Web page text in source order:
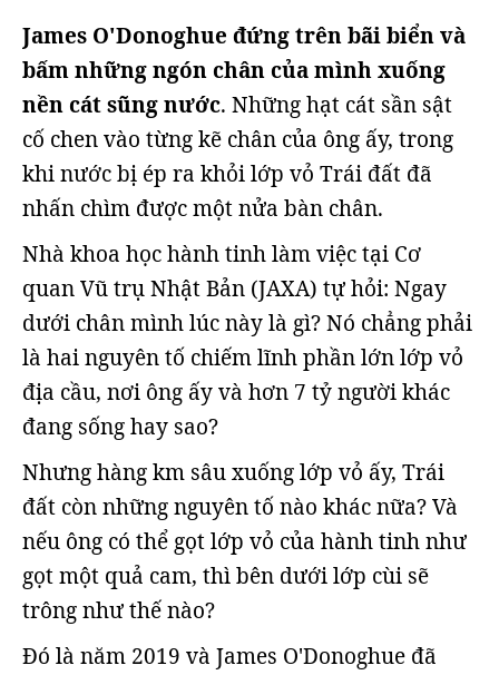
James O'Donoghue đứng trên bãi biển và
bấm những ngón chân của mình xuống
nền cát sũng nước. Những hạt cát sần sật
cố chen vào từng kẽ chân của ông ấy, trong
khi nước bị ép ra khỏi lớp vỏ Trái đất đã
nhấn chìm được một nửa bàn chân.
Nhà khoa học hành tinh làm việc tại Cơ
quan Vũ trụ Nhật Bản (JAXA) tự hỏi: Ngay
dưới chân mình lúc này là gì? Nó chẳng phải
là hai nguyên tố chiếm lĩnh phần lớn lớp vỏ
địa cầu, nơi ông ấy và hơn 7 tỷ người khác
đang sống hay sao?
Nhưng hàng km sâu xuống lớp vỏ ấy, Trái
đất còn những nguyên tố nào khác nữa? Và
nếu ông có thể gọt lớp vỏ của hành tinh như
gọt một quả cam, thì bên dưới lớp cùi sẽ
trông như thế nào?
Đó là năm 2019 và James O'Donoghue đã